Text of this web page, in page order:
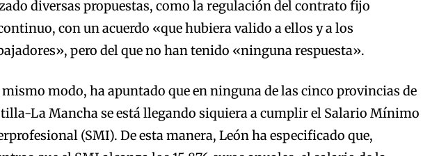
diversas propuestas, como la regulación del contrato fijo
con un acuerdo «que hubiera valido a ellos y a los
pero del que no han tenido «ninguna respuesta».
modo, ha apuntado que en ninguna de las cinco provincias de
La Mancha se está llegando siquiera a cumplir el Salario Mínimo
(SMI). De esta manera, León ha especificado que,